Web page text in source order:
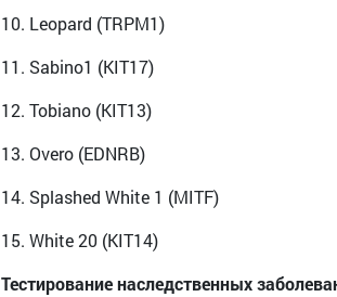
10. Leopard (TRPM1)
11. Sabino1 (KIT17)
12. Tobiano (KIT13)
13. Overo (EDNRB)
14. Splashed White 1 (MITF)
15. White 20 (KIT14)
Тестирование наследственных